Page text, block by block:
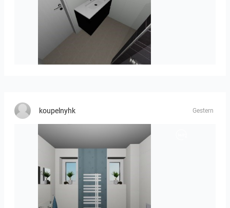
Mesman_meubel-01
koupelnyhk Gestern